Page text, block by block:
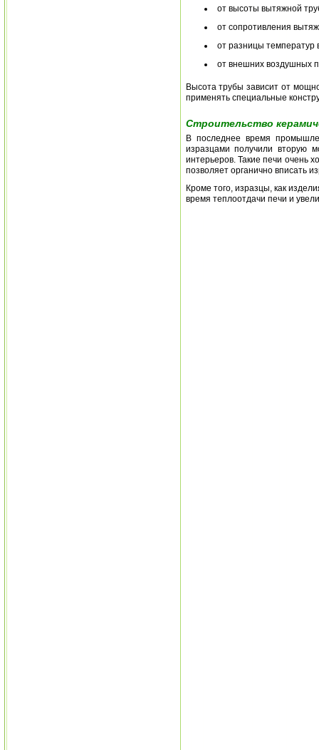
от высоты вытяжной
от сопротивления
от разницы температур
от внешних воздушных
Высота трубы зависит от
применять специальные
Строительство
В последнее время
изразцами получили вторую
интерьеров. Такие печи очень
позволяет органично вписать
Кроме того, изразцы, как
время теплоотдачи печи и